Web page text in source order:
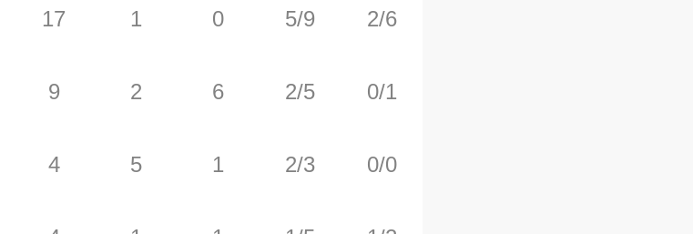
17
9
4
1
2
5
0
6
1
5/9
2/5
2/3
2/6
0/1
0/0